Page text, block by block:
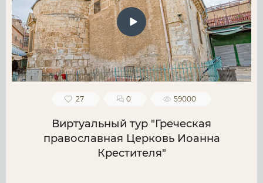
27 0 59000
Виртуальный тур "Греческая
православная Церковь Иоанна
Крестителя"